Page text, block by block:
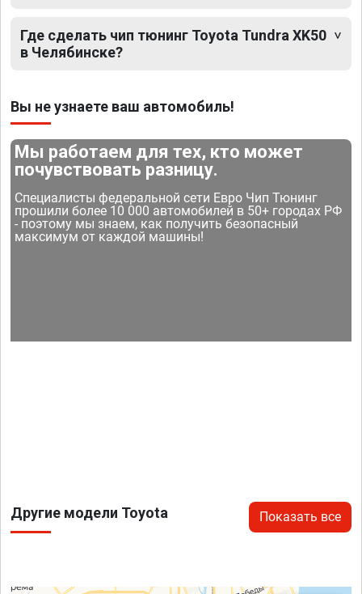
Где сделать чип тюнинг Toyota Tundra XK50
в Челябинске?
Вы не узнаете ваш автомобиль!
Мы работаем для тех, кто может
почувствовать разницу.
Специалисты федеральной сети Евро Чип Тюнинг
прошили более 10 000 автомобилей в 50+ городах РФ
- поэтому мы знаем, как получить безопасный
максимум от каждой машины!
Другие модели Toyota Показать все